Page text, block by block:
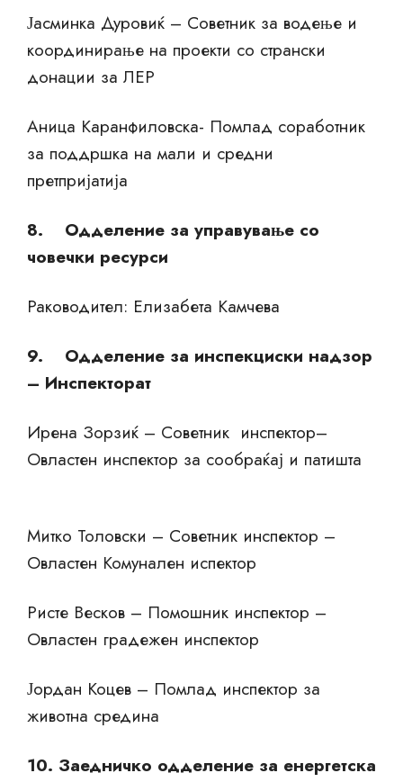
Јасминка Дуровиќ – Советник за водење и
координирање на проекти со странски
донации за ЛЕР
Аница Каранфиловска- Помлад соработник
за поддршка на мали и средни
претпријатија
8. Одделение за управување со
човечки ресурси
Раководител: Елизабета Камчева
9. Одделение за инспекциски надзор
– Инспекторат
Ирена Зорзиќ – Советник инспектор–
Овластен инспектор за сообраќај и патишта
Митко Толовски – Советник инспектор –
Овластен Комунален испектор
Ристе Весков – Помошник инспектор –
Овластен градежен инспектор
Јордан Коцев – Помлад инспектор за
животна средина
10. Заедничко одделение за енергетска